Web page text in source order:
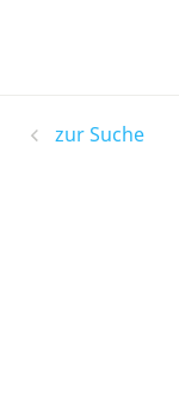
zur Suche